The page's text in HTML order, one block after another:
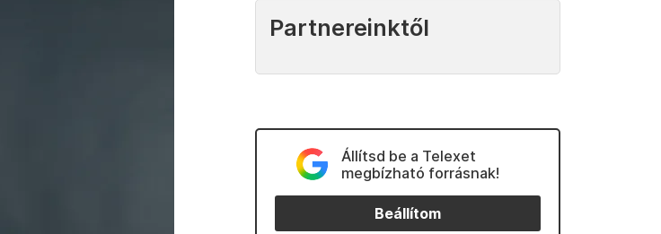
Partnereinktől
Állítsd be a Telexet
megbízható forrásnak!
Beállítom